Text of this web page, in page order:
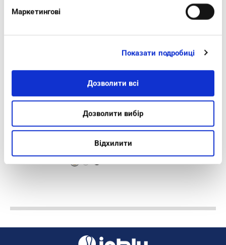
Маркетингові
Показати подробиці
Дозволити всі
Дозволити вибір
Відхилити
-20%